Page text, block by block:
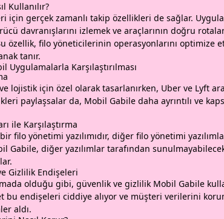
Kullanılır?
için gerçek zamanlı takip özellikleri de sağlar.
davranışlarını izlemek ve araçlarının doğru
özellik, filo yöneticilerinin operasyonlarını optimize
tanır.
Uygulamalarla Karşılaştırılması
lojistik için özel olarak tasarlanırken, Uber ve Lyft
paylaşsalar da, Mobil Gabile daha ayrıntılı ve
ile Karşılaştırma
filo yönetimi yazılımıdır, diğer filo yönetimi
Gabile, diğer yazılımlar tarafından
Gizlilik Endişeleri
olduğu gibi, güvenlik ve gizlilik Mobil Gabile
bu endişeleri ciddiye alıyor ve müşteri verilerini
aldı.